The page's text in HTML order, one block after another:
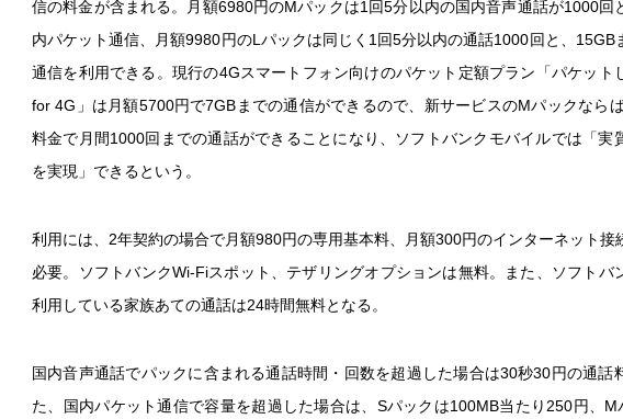
信の料金が含まれる。月額6980円のMパックは1回5分以内の国内音声通話が1000回
内パケット通信、月額9980円のLパックは同じく1回5分以内の通話1000回と、15GB
通信を利用できる。現行の4Gスマートフォン向けのパケット定額プラン「パケット
for 4G」は月額5700円で7GBまでの通信ができるので、新サービスのMパックなら
料金で月間1000回までの通話ができることになり、ソフトバンクモバイルでは「実
を実現」できるという。
利用には、2年契約の場合で月額980円の専用基本料、月額300円のインターネット接
必要。ソフトバンクWi-Fiスポット、テザリングオプションは無料。また、ソフトバ
利用している家族あての通話は24時間無料となる。
国内音声通話でパックに含まれる通話時間・回数を超過した場合は30秒30円の通話
た、国内パケット通信で容量を超過した場合は、Sパックは100MB当たり250円、